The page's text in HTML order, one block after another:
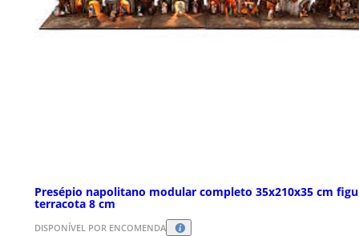
Presépio napolitano modular completo 35x210x35 cm
terracota 8 cm
DISPONÍVEL POR ENCOMENDA